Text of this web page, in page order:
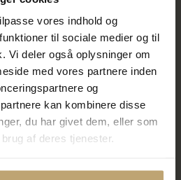
vores indhold og
til sociale medier og til
Vi deler også oplysninger om
med vores partnere inden
og
kan kombinere disse
du har givet dem, eller som
af deres tjenester.
SALE
Maria Black 'Robe Large'